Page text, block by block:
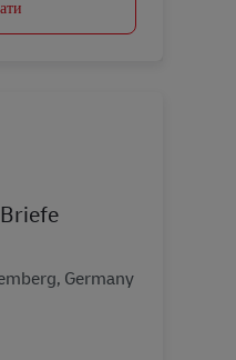
Germany